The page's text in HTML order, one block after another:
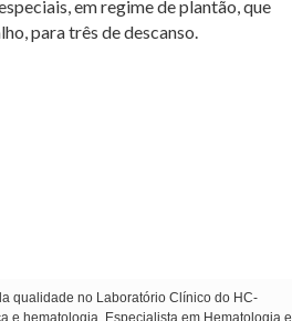
em regime de plantão, que
para três de descanso.
qualidade no Laboratório Clínico do HC-
e hematologia. Especialista em Hematologia e